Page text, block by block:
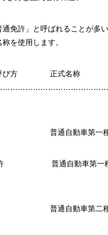
通免許」と呼ばれることが多
を使用します。
呼び方 正式名称
普通自動車第一種
許 普通自動車第一種
普通自動車第二種